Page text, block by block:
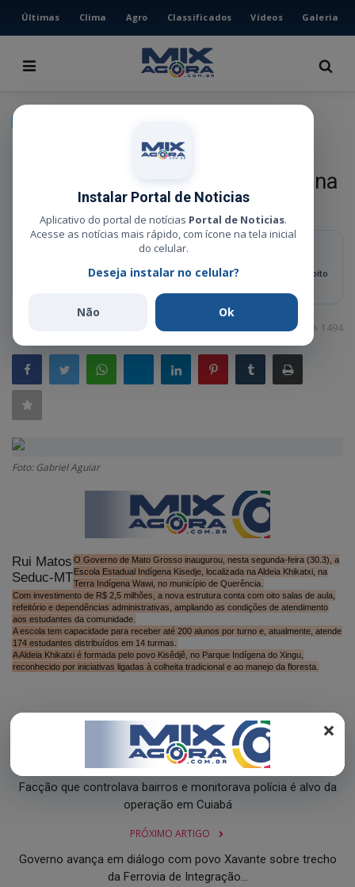
Últimas Clima Agro Classificados Vídeos Galeria
ÚLTIMAS
GALERIA
MUSICA
GERAL
SAÚDE
MEIO AMBIENTE
COMO ANUNCIAR
RÁDIO AO VIVO
QUEM SOMOS
CONTATO
MIX AGORA TV
REGISTO
×
Instalar Portal de Noticias
Aplicativo do portal de notícias Portal de Noticias.
Acesse as notícias mais rápido, com ícone na tela inicial
do celular.
Deseja instalar no celular?
Não Ok
Governo de MT inaugura nova
escola indígena na Terra Indígena
Wawi em Querência
Com investimento de R$ 2,5 milhões, a nova estrutura conta com oito
Mar 31, 2026 1494
Foto: Gabriel Aguiar
Rui Matos
Seduc-MT
O Governo de Mato Grosso inaugurou, nesta segunda-feira (30.3), a
Escola Estadual Indígena Kisedje, localizada na Aldeia Khikatxi, na
Terra Indígena Wawi, no município de Querência.
Com investimento de R$ 2,5 milhões, a nova estrutura conta com oito salas de aula,
refeitório e dependências administrativas, ampliando as condições de atendimento
aos estudantes da comunidade.
A escola tem capacidade para receber até 200 alunos por turno e, atualmente, atende
174 estudantes distribuídos em 14 turmas.
A Aldeia Khikatxi é formada pelo povo Kisêdjê, no Parque Indígena do Xingu,
reconhecido por iniciativas ligadas à colheita tradicional e ao manejo da floresta.
ARTIGO ANTERIOR
Facção que controlava bairros e monitorava polícia é alvo da
operação em Cuiabá
PRÓXIMO ARTIGO
Governo avança em diálogo com povo Xavante sobre trecho
da Ferrovia de Integração...